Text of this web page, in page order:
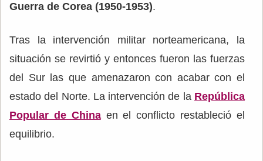
Guerra de Corea (1950-1953).
Tras la intervención militar norteamericana, la
situación se revirtió y entonces fueron las fuerzas
del Sur las que amenazaron con acabar con el
estado del Norte. La intervención de la República
Popular de Chinaen el conflicto restableció el
equilibrio.